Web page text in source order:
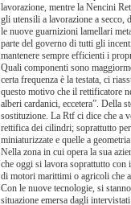
lavorazione, mentre la Nencini
gli utensili a lavorazione a secco,
le nuove guarnizioni lamellari
parte del governo di tutti gli
mantenere sempre efficienti i
Quali componenti sono
certa frequenza è la testata, ci
questo motivo che il rettificatore
alberi cardanici, eccetera”. Della
sostituzione. La Rtf ci dice che a
rettifica dei cilindri; soprattutto
miniaturizzate e quelle a
Nella zona in cui opera la sua
che oggi si lavora soprattutto con
di motori marittimi o agricoli che
Con le nuove tecnologie, si
situazione emersa dagli